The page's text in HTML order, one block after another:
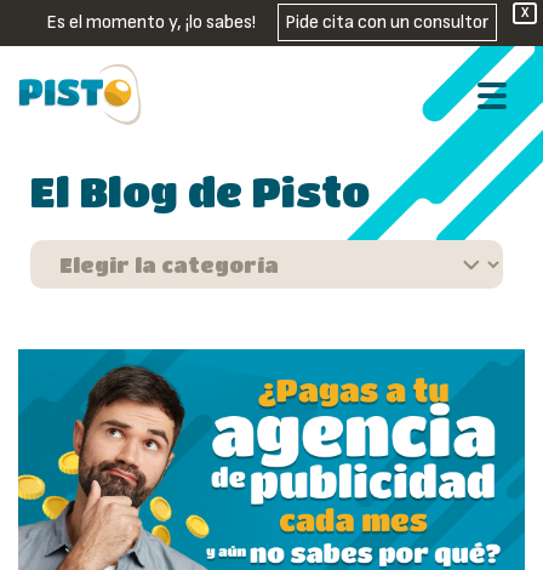
X
Es el momento y, ¡lo sabes! Pide cita con un consultor
El Blog de Pisto